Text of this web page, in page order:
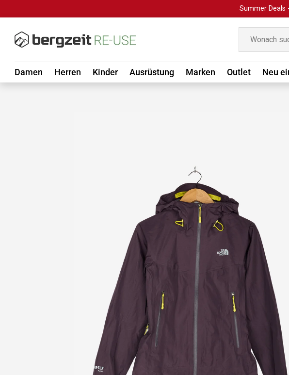
Summer Deals
Damen Herren Kinder Ausrüstung Marken Outlet Neu